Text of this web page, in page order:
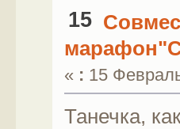
15
« : 15
Танечка,